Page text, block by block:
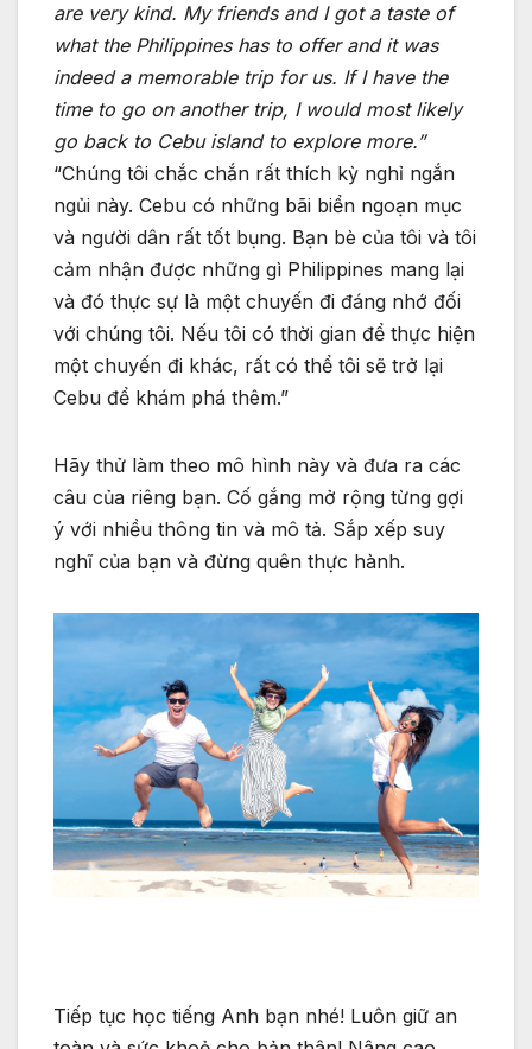
are very kind. My friends and I got a taste of
what the Philippines has to offer and it was
indeed a memorable trip for us. If I have the
time to go on another trip, I would most likely
go back to Cebu island to explore more.”
“Chúng tôi chắc chắn rất thích kỳ nghỉ ngắn
ngủi này. Cebu có những bãi biển ngoạn mục
và người dân rất tốt bụng. Bạn bè của tôi và tôi
cảm nhận được những gì Philippines mang lại
và đó thực sự là một chuyến đi đáng nhớ đối
với chúng tôi. Nếu tôi có thời gian để thực hiện
một chuyến đi khác, rất có thể tôi sẽ trở lại
Cebu để khám phá thêm.”
Hãy thử làm theo mô hình này và đưa ra các
câu của riêng bạn. Cố gắng mở rộng từng gợi
ý với nhiều thông tin và mô tả. Sắp xếp suy
nghĩ của bạn và đừng quên thực hành.
Tiếp tục học tiếng Anh bạn nhé! Luôn giữ an